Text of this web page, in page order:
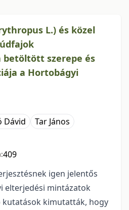
L.) és közel
betöltött szerepe és
a Hortobágyi
Dávid
Tar János
409
igen jelentős
elterjedési mintázatok
kutatások kimutatták, hogy